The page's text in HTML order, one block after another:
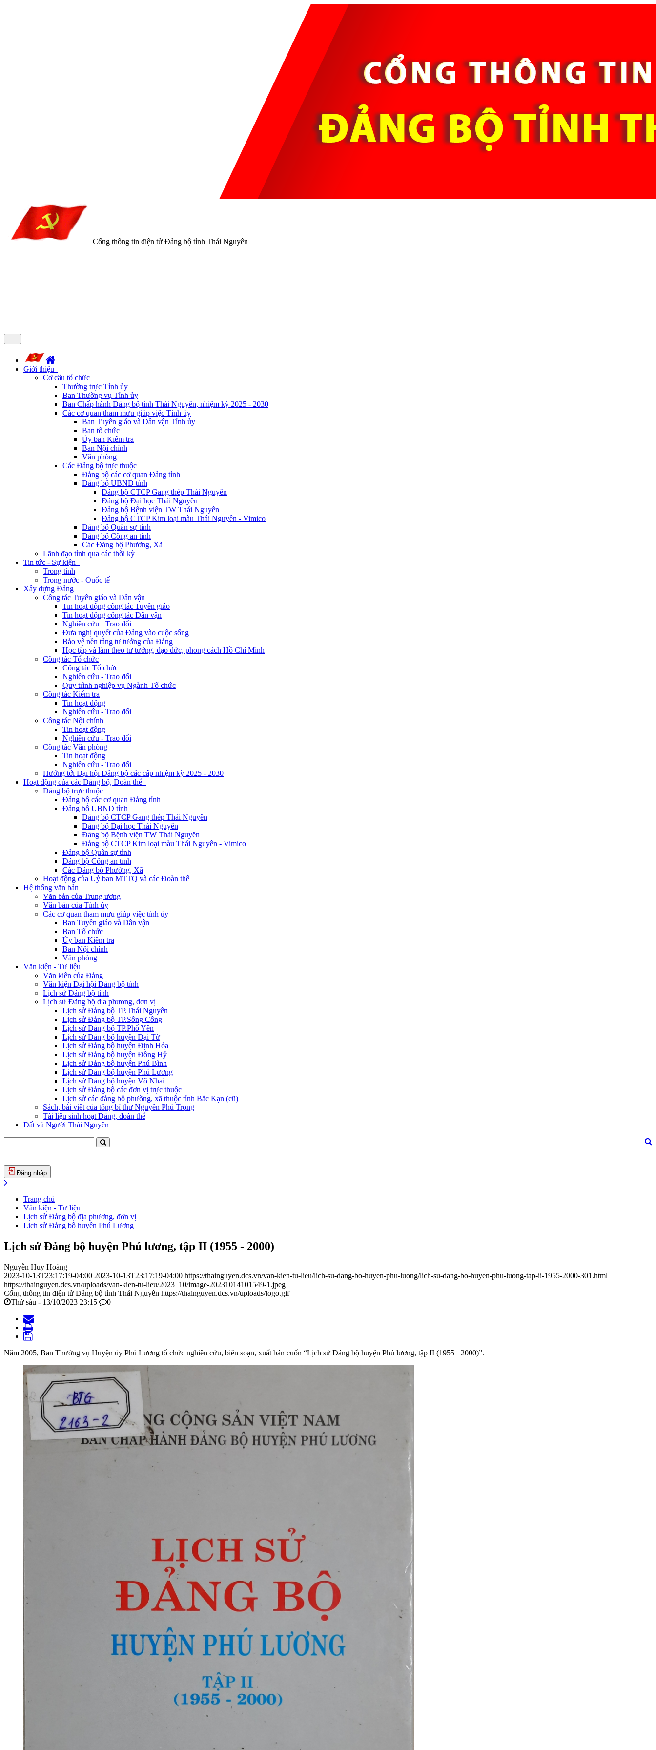
Cổng thông tin điện tử Đảng bộ tỉnh Thái Nguyên
Giới thiệu
Cơ cấu tổ chức
Thường trực Tỉnh ủy
Ban Thường vụ Tỉnh ủy
Ban Chấp hành Đảng bộ tỉnh Thái Nguyên, nhiệm kỳ 2025 - 2030
Các cơ quan tham mưu giúp việc Tỉnh ủy
Ban Tuyên giáo và Dân vận Tỉnh ủy
Ban tổ chức
Ủy ban Kiểm tra
Ban Nội chính
Văn phòng
Các Đảng bộ trực thuộc
Đảng bộ các cơ quan Đảng tỉnh
Đảng bộ UBND tỉnh
Đảng bộ CTCP Gang thép Thái Nguyên
Đảng bộ Đại học Thái Nguyên
Đảng bộ Bệnh viện TW Thái Nguyên
Đảng bộ CTCP Kim loại màu Thái Nguyên - Vimico
Đảng bộ Quân sự tỉnh
Đảng bộ Công an tỉnh
Các Đảng bộ Phường, Xã
Lãnh đạo tỉnh qua các thời kỳ
Tin tức - Sự kiện
Trong tỉnh
Trong nước - Quốc tế
Xây dựng Đảng
Công tác Tuyên giáo và Dân vận
Tin hoạt động công tác Tuyên giáo
Tin hoạt động công tác Dân vận
Nghiên cứu - Trao đổi
Đưa nghị quyết của Đảng vào cuộc sống
Bảo vệ nền tảng tư tưởng của Đảng
Học tập và làm theo tư tưởng, đạo đức, phong cách Hồ Chí Minh
Công tác Tổ chức
Công tác Tổ chức
Nghiên cứu - Trao đổi
Quy trình nghiệp vụ Ngành Tổ chức
Công tác Kiểm tra
Tin hoạt động
Nghiên cứu - Trao đổi
Công tác Nội chính
Tin hoạt động
Nghiên cứu - Trao đổi
Công tác Văn phòng
Tin hoạt động
Nghiên cứu - Trao đổi
Hướng tới Đại hội Đảng bộ các cấp nhiệm kỳ 2025 - 2030
Hoạt động của các Đảng bộ, Đoàn thể
Đảng bộ trực thuộc
Đảng bộ các cơ quan Đảng tỉnh
Đảng bộ UBND tỉnh
Đảng bộ CTCP Gang thép Thái Nguyên
Đảng bộ Đại học Thái Nguyên
Đảng bộ Bệnh viện TW Thái Nguyên
Đảng bộ CTCP Kim loại màu Thái Nguyên - Vimico
Đảng bộ Quân sự tỉnh
Đảng bộ Công an tỉnh
Các Đảng bộ Phường, Xã
Hoạt động của Uỷ ban MTTQ và các Đoàn thể
Hệ thống văn bản
Văn bản của Trung ương
Văn bản của Tỉnh ủy
Các cơ quan tham mưu giúp việc tỉnh ủy
Ban Tuyên giáo và Dân vận
Ban Tổ chức
Ủy ban Kiểm tra
Ban Nội chính
Văn phòng
Văn kiện - Tư liệu
Văn kiện của Đảng
Văn kiện Đại hội Đảng bộ tỉnh
Lịch sử Đảng bộ tỉnh
Lịch sử Đảng bộ địa phương, đơn vị
Lịch sử Đảng bộ TP.Thái Nguyên
Lịch sử Đảng bộ TP.Sông Công
Lịch sử Đảng bộ TP.Phổ Yên
Lịch sử Đảng bộ huyện Đại Từ
Lịch sử Đảng bộ huyện Định Hóa
Lịch sử Đảng bộ huyện Đồng Hỷ
Lịch sử Đảng bộ huyện Phú Bình
Lịch sử Đảng bộ huyện Phú Lương
Lịch sử Đảng bộ huyện Võ Nhai
Lịch sử Đảng bộ các đơn vị trực thuộc
Lịch sử các đảng bộ phường, xã thuộc tỉnh Bắc Kạn (cũ)
Sách, bài viết của tổng bí thư Nguyễn Phú Trọng
Tài liệu sinh hoạt Đảng, đoàn thể
Đất và Người Thái Nguyên
Đăng nhập
Trang chủ
Văn kiện - Tư liệu
Lịch sử Đảng bộ địa phương, đơn vị
Lịch sử Đảng bộ huyện Phú Lương
Lịch sử Đảng bộ huyện Phú lương, tập II (1955 - 2000)
Nguyễn Huy Hoàng
2023-10-13T23:17:19-04:00 2023-10-13T23:17:19-04:00 https://thainguyen.dcs.vn/van-kien-tu-lieu/lich-su-dang-bo-huyen-phu-luong/lich-su-dang-bo-huyen-phu-luong-tap-ii-1955-2000-301.html
https://thainguyen.dcs.vn/uploads/van-kien-tu-lieu/2023_10/image-20231014101549-1.jpeg
Cổng thông tin điện tử Đảng bộ tỉnh Thái Nguyên https://thainguyen.dcs.vn/uploads/logo.gif
Thứ sáu - 13/10/2023 23:15
0
Năm 2005, Ban Thường vụ Huyện ủy Phú Lương tổ chức nghiên cứu, biên soạn, xuất bản cuốn “Lịch sử Đảng bộ huyện Phú lương, tập II (1955 - 2000)”.